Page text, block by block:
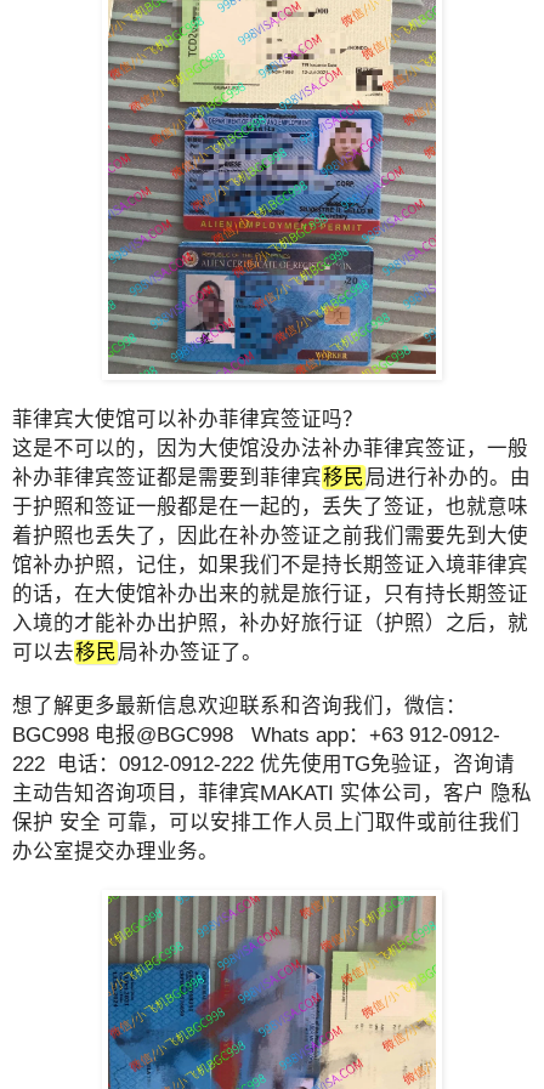
菲律宾大使馆可以补办菲律宾签证吗？
这是不可以的，因为大使馆没办法补办菲律宾签证，一般
补办菲律宾签证都是需要到菲律宾移民局进行补办的。由
于护照和签证一般都是在一起的，丢失了签证，也就意味
着护照也丢失了，因此在补办签证之前我们需要先到大使
馆补办护照，记住，如果我们不是持长期签证入境菲律宾
的话，在大使馆补办出来的就是旅行证，只有持长期签证
入境的才能补办出护照，补办好旅行证（护照）之后，就
可以去移民局补办签证了。
想了解更多最新信息欢迎联系和咨询我们，微信：
BGC998 电报@BGC998 Whats app：+63 912-0912-
222 电话：0912-0912-222 优先使用TG免验证，咨询请
主动告知咨询项目，菲律宾MAKATI 实体公司，客户 隐私
保护 安全 可靠，可以安排工作人员上门取件或前往我们
办公室提交办理业务。